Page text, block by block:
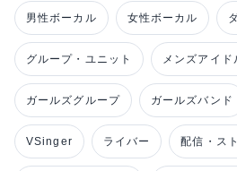
男性ボーカル 女性ボーカル
グループ・ユニット メンズアイド
ガールズグループ ガールズバンド
VSinger ライバー 配信・ス